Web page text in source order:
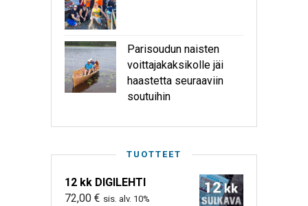
Parisoudun naisten
voittajakaksikolle jäi
haastetta seuraaviin
soutuihin
TUOTTEET
12 kk DIGILEHTI
72,00 € sis. alv. 10%